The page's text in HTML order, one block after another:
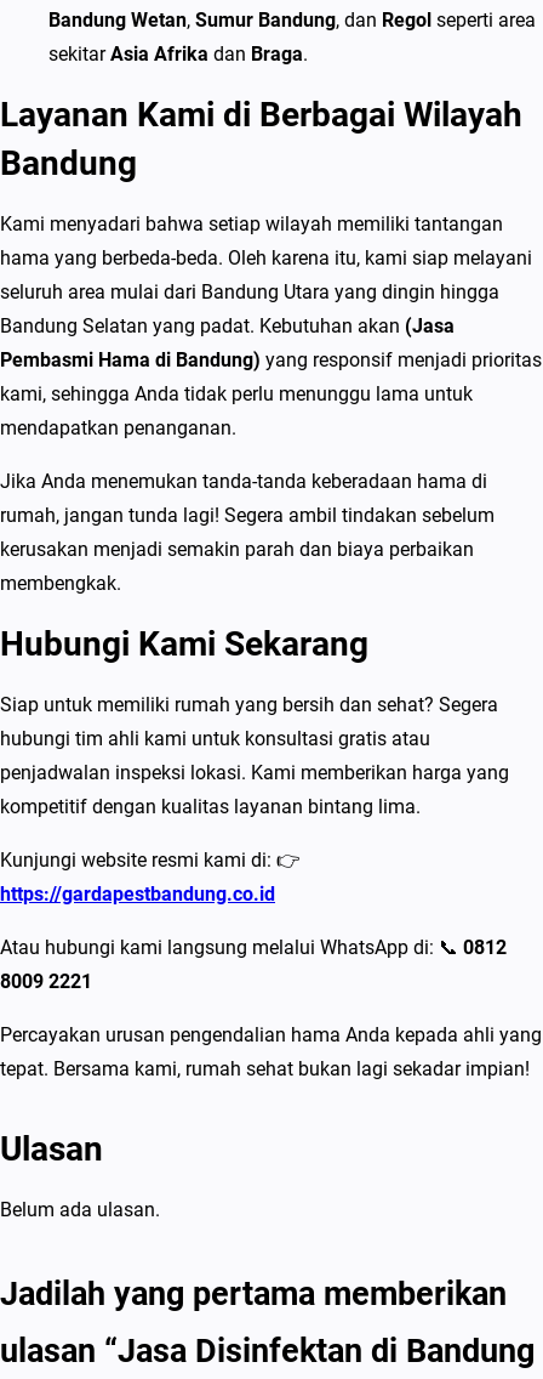
Bandung Wetan, Sumur Bandung, dan Regol seperti area
sekitarAsia Afrika dan Braga.
Layanan Kami di Berbagai Wilayah
Bandung
Kami menyadari bahwa setiap wilayah memiliki tantangan
hama yang berbeda-beda. Oleh karena itu, kami siap melayani
seluruh area mulai dari Bandung Utara yang dingin hingga
Bandung Selatan yang padat. Kebutuhan akan (Jasa
Pembasmi Hama di Bandung) yang responsif menjadi prioritas
kami, sehingga Anda tidak perlu menunggu lama untuk
mendapatkan penanganan.
Jika Anda menemukan tanda-tanda keberadaan hama di
rumah, jangan tunda lagi! Segera ambil tindakan sebelum
kerusakan menjadi semakin parah dan biaya perbaikan
membengkak.
Hubungi Kami Sekarang
Siap untuk memiliki rumah yang bersih dan sehat? Segera
hubungi tim ahli kami untuk konsultasi gratis atau
penjadwalan inspeksi lokasi. Kami memberikan harga yang
kompetitif dengan kualitas layanan bintang lima.
Kunjungi website resmi kami di: 👉
https://gardapestbandung.co.id
Atau hubungi kami langsung melalui WhatsApp di: 📞 0812
8009 2221
Percayakan urusan pengendalian hama Anda kepada ahli yang
tepat. Bersama kami, rumah sehat bukan lagi sekadar impian!
Ulasan
Belum ada ulasan.
Jadilah yang pertama memberikan
ulasan “Jasa Disinfektan di Bandung